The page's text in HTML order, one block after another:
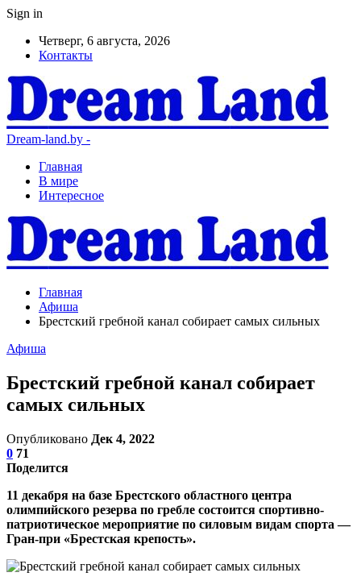
Sign in
Четверг, 6 августа, 2026
Контакты
Dream-land.by -
Главная
В мире
Интересное
Главная
Афиша
Брестский гребной канал собирает самых сильных
Афиша
Брестский гребной канал собирает
самых сильных
Опубликовано Дек 4, 2022
0 71
Поделится
11 декабря на базе Брестского областного центра
олимпийского резерва по гребле состоится спортивно-
патриотическое мероприятие по силовым видам спорта —
Гран-при «Брестская крепость».